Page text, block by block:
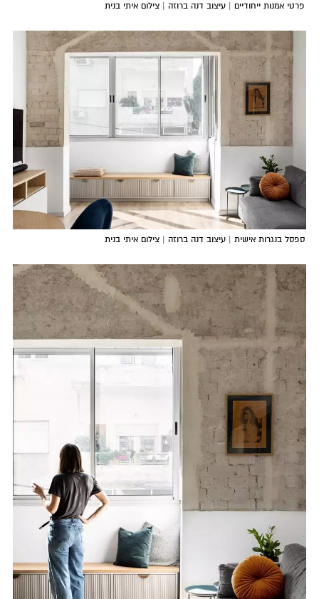
פרטי אמנות ייחודיים | עיצוב דנה ברוזה | צילום איתי בנית
ספסל בנגרות אישית | עיצוב דנה ברוזה | צילום איתי בנית